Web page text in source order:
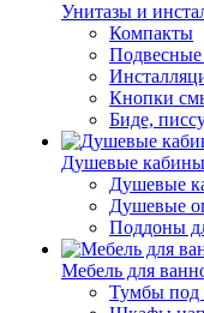
Унитазы и
Компакты
Кнопки
Биде,
Душевые
Душевые
Душевые
Поддоны
Мебель для
Тумбы под